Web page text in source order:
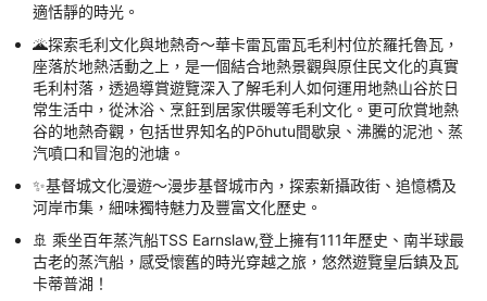
適恬靜的時光。
🌋探索毛利文化與地熱奇～華卡雷瓦雷瓦毛利村位於羅托魯瓦，
座落於地熱活動之上，是一個結合地熱景觀與原住民文化的真實
毛利村落，透過導賞遊覽深入了解毛利人如何運用地熱山谷於日
常生活中，從沐浴、烹飪到居家供暖等毛利文化。更可欣賞地熱
谷的地熱奇觀，包括世界知名的Pōhutu間歇泉、沸騰的泥池、蒸
汽噴口和冒泡的池塘。
✨基督城文化漫遊～漫步基督城市內，探索新攝政街、追憶橋及
河岸市集，細味獨特魅力及豐富文化歷史。
🚢 乘坐百年蒸汽船TSS Earnslaw,登上擁有111年歷史、南半球最
古老的蒸汽船，感受懷舊的時光穿越之旅，悠然遊覽皇后鎮及瓦
卡蒂普湖！